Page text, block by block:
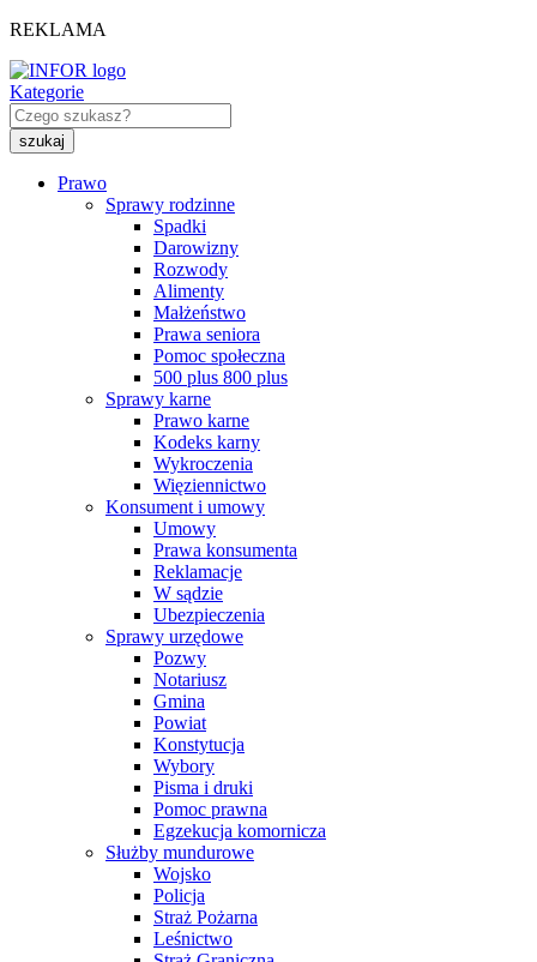
REKLAMA
Kategorie
Prawo
Sprawy rodzinne
Spadki
Darowizny
Rozwody
Alimenty
Małżeństwo
Prawa seniora
Pomoc społeczna
500 plus 800 plus
Sprawy karne
Prawo karne
Kodeks karny
Wykroczenia
Więziennictwo
Konsument i umowy
Umowy
Prawa konsumenta
Reklamacje
W sądzie
Ubezpieczenia
Sprawy urzędowe
Pozwy
Notariusz
Gmina
Powiat
Konstytucja
Wybory
Pisma i druki
Pomoc prawna
Egzekucja komornicza
Służby mundurowe
Wojsko
Policja
Straż Pożarna
Leśnictwo